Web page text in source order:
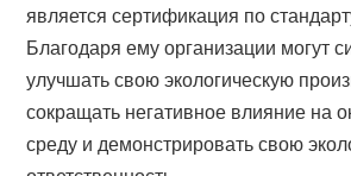
является сертификация по
Благодаря ему организации могут
улучшать свою экологическую
сокращать негативное влияние на
среду и демонстрировать свою